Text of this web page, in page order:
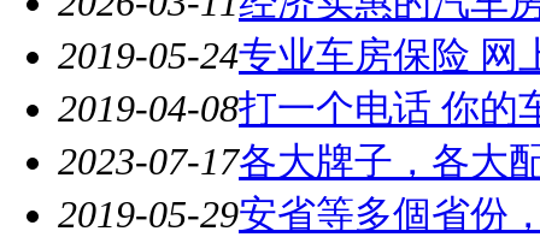
2019-05-24专业车房保险 网
2019-04-08打一个电话 你的
2023-07-17各大牌子，各大
2019-05-29安省等多個省份